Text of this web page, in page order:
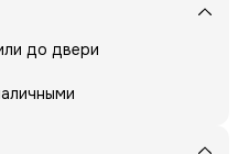
до двери